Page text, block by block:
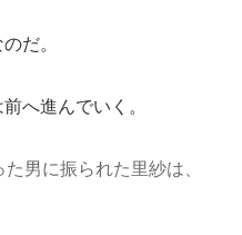
だ。
へ進んでいく。
男に振られた里紗は、